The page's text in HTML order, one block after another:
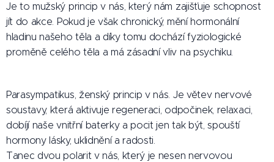
Je to mužský princip v nás, který nám zajišťuje schopnost
jít do akce. Pokud je však chronický, mění hormonální
hladinu našeho těla a díky tomu dochází fyziologické
proměně celého těla a má zásadní vliv na psychiku.
Parasympatikus, ženský princip v nás. Je větev nervové
soustavy, která aktivuje regeneraci, odpočinek, relaxaci,
dobíjí naše vnitřní baterky a pocit jen tak být, spouští
hormony lásky, uklidnění a radosti.
Tanec dvou polarit v nás, který je nesen nervovou